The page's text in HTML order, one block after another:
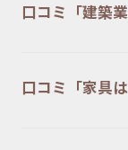
口コミ「建築
口コミ「家具